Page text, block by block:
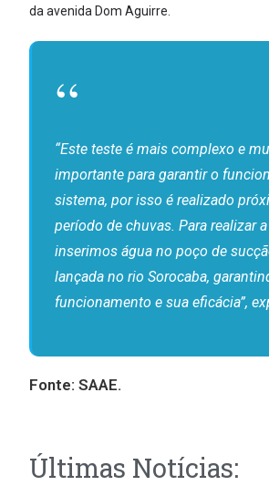
da avenida Dom Aguirre.
“Este teste é mais complexo e
importante para garantir o
sistema, por isso é realizado
período de chuvas. Para realizar
inserimos água no poço de
lançada no rio Sorocaba,
funcionamento e sua eficácia”,
Fonte:SAAE.
Últimas Notícias: